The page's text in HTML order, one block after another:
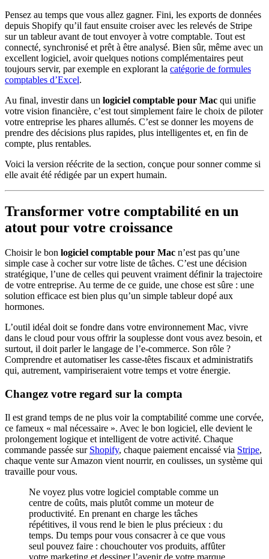
Pensez au temps que vous allez gagner. Fini, les exports de données
depuis Shopify qu’il faut ensuite croiser avec les relevés de Stripe
sur un tableur avant de tout envoyer à votre comptable. Tout est
connecté, synchronisé et prêt à être analysé. Bien sûr, même avec un
excellent logiciel, avoir quelques notions complémentaires peut
toujours servir, par exemple en explorant la catégorie de formules
comptables d’Excel.
Au final, investir dans un logiciel comptable pour Mac qui unifie
votre vision financière, c’est tout simplement faire le choix de piloter
votre entreprise les phares allumés. C’est se donner les moyens de
prendre des décisions plus rapides, plus intelligentes et, en fin de
compte, plus rentables.
Voici la version réécrite de la section, conçue pour sonner comme si
elle avait été rédigée par un expert humain.
Transformer votre comptabilité en un
atout pour votre croissance
Choisir le bon logiciel comptable pour Mac n’est pas qu’une
simple case à cocher sur votre liste de tâches. C’est une décision
stratégique, l’une de celles qui peuvent vraiment définir la trajectoire
de votre entreprise. Au terme de ce guide, une chose est sûre : une
solution efficace est bien plus qu’un simple tableur dopé aux
hormones.
L’outil idéal doit se fondre dans votre environnement Mac, vivre
dans le cloud pour vous offrir la souplesse dont vous avez besoin, et
surtout, il doit parler le langage de l’e-commerce. Son rôle ?
Comprendre et automatiser les casse-têtes fiscaux et administratifs
qui, autrement, vampiriseraient votre temps et votre énergie.
Changez votre regard sur la compta
Il est grand temps de ne plus voir la comptabilité comme une corvée,
ce fameux « mal nécessaire ». Avec le bon logiciel, elle devient le
prolongement logique et intelligent de votre activité. Chaque
commande passée sur Shopify, chaque paiement encaissé via Stripe,
chaque vente sur Amazon vient nourrir, en coulisses, un système qui
travaille pour vous.
Ne voyez plus votre logiciel comptable comme un
centre de coûts, mais plutôt comme un moteur de
productivité. En prenant en charge les tâches
répétitives, il vous rend le bien le plus précieux : du
temps. Du temps pour vous consacrer à ce que vous
seul pouvez faire : chouchouter vos produits, affûter
votre marketing et dessiner l’avenir de votre marque.